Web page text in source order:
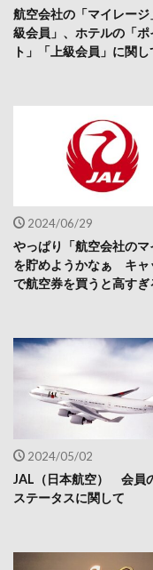
航空会社の「マイレージ
級会員」、ホテルの「ポ
ト」「上級会員」に関し
2024/06/29
やっぱり「航空会社のマ
を貯めようかなぁ キャ
で航空券を買うと高すぎ
2024/05/02
JAL（日本航空） 会員
ステータスに関して